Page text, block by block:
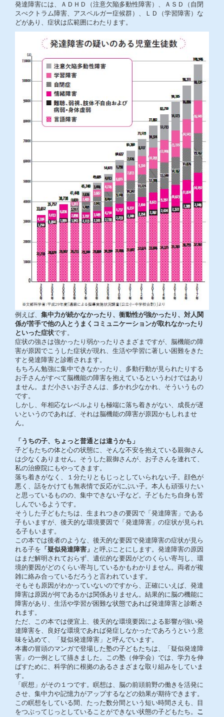
発達障害には、ＡＤＨＤ（注意欠陥多動性障害）、ＡＳＤ（自閉
スぺクトラム障害、アスペルガー症候群）、ＬＤ（学習障害）な
どがあり、症状は広範囲にわたります。
例えば、 集中力が続かなかったり、衝動性が強かったり、対人関
係が苦手で他の人とうまくコミュニケーションが取れなかったり
といった症状です。
症状の強さは強かったり弱かったりさまざまですが、脳機能の障
害が原因でこうした症状が現れ、生活や学習に著しい困難をきた
すと発達障害と診断されます。
もちろん勉強に集中できなかったり、多動行動が見られたりする
お子さんがすべて脳機能の障害を抱えているというわけではあり
ません。まだ小さいお子さんは、多かれ少なかれ、そういうもの
です。
しかし、年相応なレベルよりも極端に落ち着きがない、成長が遅
いというのであれば、それは脳機能の障害が原因かもしれませ
ん。
「うちの子、ちょっと普通とは違うかも」
子どもたちの体と心の状態に、そんな不安を抱えている親御さん
は少なくありません。そうした親御さんが、お子さんを連れて、
私の治療院にもやってきます。
落ち着きがなく、１分たりともじっとしていられない子。顔色が
悪く、話をかけても無表情で反応がにぶい子。本人も頑張りたい
と思っているものの、集中できない子など。子どもたち自身も苦
しんでいるようです。
そうした子どもたちは、生まれつきの要因で「発達障害」である
子もいますが、後天的な環境要因で「発達障害」の症状が見られ
る子もいます。
この本では後者のような、後天的な要因で発達障害の症状が見ら
れる子を 「疑似発達障害」 と呼ぶことにします。発達障害の原因
はまだ解明されておらず、遺伝的な要因がどのくらい寄与し、環
境的要因がどのくらい寄与しているかもわかりません。両者が複
雑に絡み合っているだろうと言われています。
そもそも原因がわかっていないのですから、正確にいえば、発達
障害は原因が何であるかは関係ありません。結果的に脳の機能に
障害があり、生活や学習が困難な状態であれば発達障害と診断さ
れます。
ただ、この本では便宜上、後天的な環境要因による影響が強い発
達障害を、良好な環境であれば発症しなかったであろうという意
味を込めて、「疑似発達障害」と呼んでいます。
本書の冒頭のマンガで登場した塾の子どもたちは、「疑似発達障
害」の一例として描きました。この塾（伸学会）では、学力を伸
ばすために、科学的に根拠のあるさまざまな取り組みをしていま
す。
「瞑想」がその１つです。瞑想は、脳の前頭前野の働きを活発に
させ、集中力や記憶力がアップするなどの効果が期待できます。
この瞑想をしている間、たった数分間という短い時間さえも、目
をつぶってじっとしていることができない状態の子どもたち。 こ